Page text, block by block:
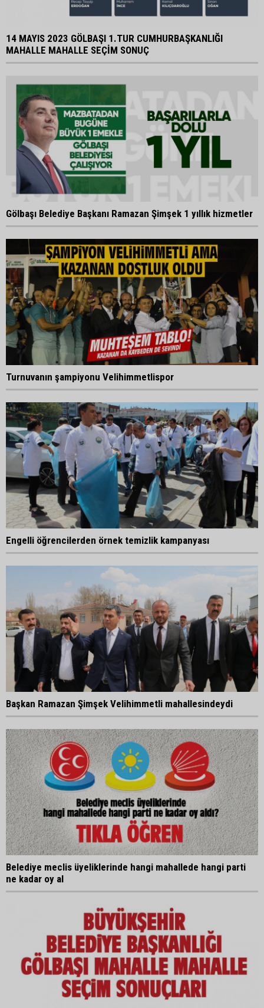
14 MAYIS 2023 GÖLBAŞI 1.TUR CUMHURBAŞKANLIĞI
MAHALLE MAHALLE SEÇİM SONUÇ
Gölbaşı Belediye Başkanı Ramazan Şimşek 1 yıllık hizmetler
Turnuvanın şampiyonu Velihimmetlispor
Engelli öğrencilerden örnek temizlik kampanyası
Başkan Ramazan Şimşek Velihimmetli mahallesindeydi
Belediye meclis üyeliklerinde hangi mahallede hangi parti
ne kadar oy al